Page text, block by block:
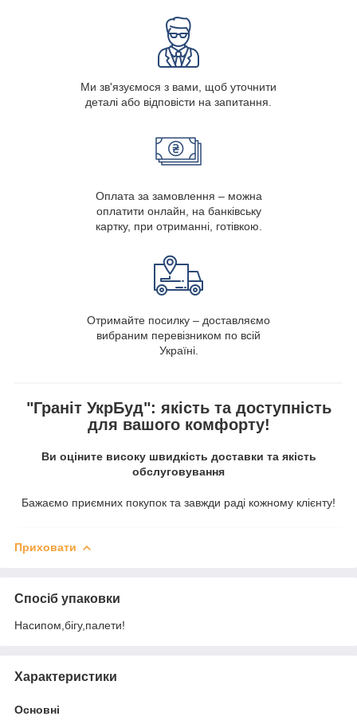
Ми зв'язуємося з вами, щоб уточнити
деталі або відповісти на запитання.
Оплата за замовлення – можна
оплатити онлайн, на банківську
картку, при отриманні, готівкою.
Отримайте посилку – доставляємо
вибраним перевізником по всій
Україні.
"Граніт УкрБуд": якість та доступність
для вашого комфорту!
Ви оціните високу швидкість доставки та якість
обслуговування
Бажаємо приємних покупок та завжди раді кожному клієнту!
Приховати
Спосіб упаковки
Насипом,бігу,палети!
Характеристики
Основні